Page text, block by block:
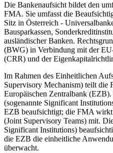
Die Bankenaufsicht bildet den
FMA. Sie umfasst die
Sitz in Österreich -
Bausparkassen,
ausländischer Banken.
(BWG) in Verbindung mit der
(CRR) und der
Im Rahmen des Einheitlichen
Supervisory Mechanism) teilt die
Europäischen Zentralbank
(sogenannte Significant
EZB beaufsichtigt; die FMA wirkt
(Joint Supervisory Teams) mit.
Significant Institutions)
die EZB die einheitliche
überwacht.